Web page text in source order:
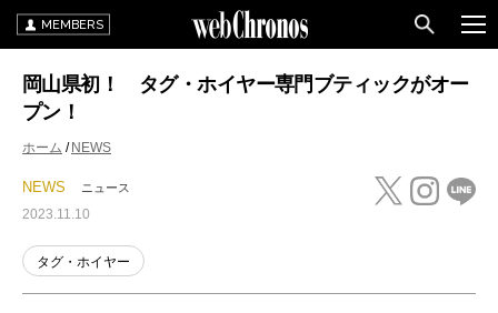
MEMBERS
岡山県初！ タグ・ホイヤー専門ブティックがオー
プン！
ホーム NEWS
NEWS ニュース
2023.11.10
タグ・ホイヤー